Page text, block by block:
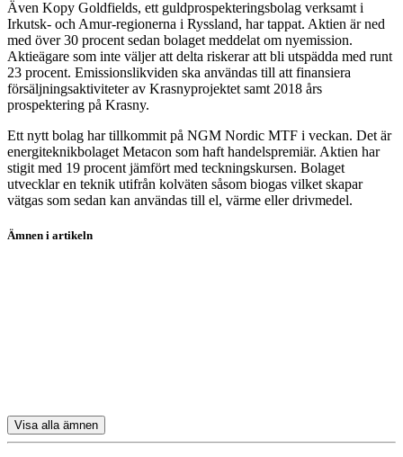
Även Kopy Goldfields, ett guldprospekteringsbolag verksamt i
Irkutsk- och Amur-regionerna i Ryssland, har tappat. Aktien är ned
med över 30 procent sedan bolaget meddelat om nyemission.
Aktieägare som inte väljer att delta riskerar att bli utspädda med runt
23 procent. Emissionslikviden ska användas till att finansiera
försäljningsaktiviteter av Krasnyprojektet samt 2018 års
prospektering på Krasny.
Ett nytt bolag har tillkommit på NGM Nordic MTF i veckan. Det är
energiteknikbolaget Metacon som haft handelspremiär. Aktien har
stigit med 19 procent jämfört med teckningskursen. Bolaget
utvecklar en teknik utifrån kolväten såsom biogas vilket skapar
vätgas som sedan kan användas till el, värme eller drivmedel.
Ämnen i artikeln
Visa alla ämnen